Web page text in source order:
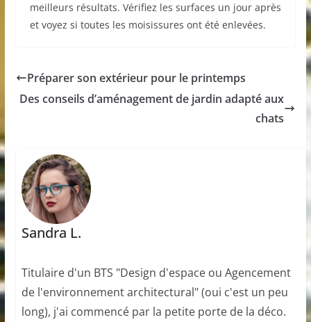
meilleurs résultats. Vérifiez les surfaces un jour après
et voyez si toutes les moisissures ont été enlevées.
Préparer son extérieur pour le printemps
Des conseils d’aménagement de jardin adapté aux
chats
Sandra L.
Titulaire d'un BTS "Design d'espace ou Agencement
de l'environnement architectural" (oui c'est un peu
long), j'ai commencé par la petite porte de la déco.